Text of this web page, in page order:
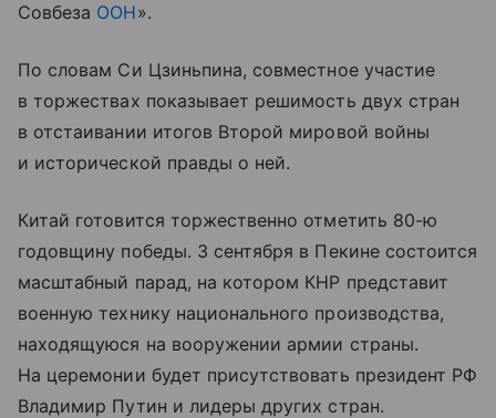
Совбеза ООН».
По словам Си Цзиньпина, совместное участие
в торжествах показывает решимость двух стран
в отстаивании итогов Второй мировой войны
и исторической правды о ней.
Китай готовится торжественно отметить 80-ю
годовщину победы. 3 сентября в Пекине состоится
масштабный парад, на котором КНР представит
военную технику национального производства,
находящуюся на вооружении армии страны.
На церемонии будет присутствовать президент РФ
Владимир Путин и лидеры других стран.